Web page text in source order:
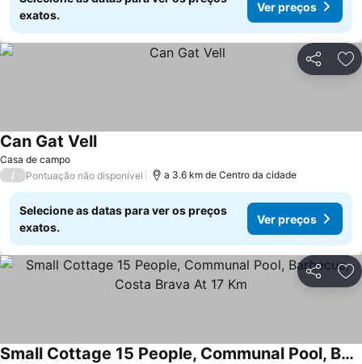
exatos.
Ver preços
Partilhar
Casa de campo
Can Gat Vell
/ Pontuação não disponível a 3.6 km de Centro da cidade
Selecione as datas para ver os preços
exatos.
Ver preços
Partilhar
Small Cottage 15 People, Communal Pool, Barbecue, Costa Brava At 17 Km